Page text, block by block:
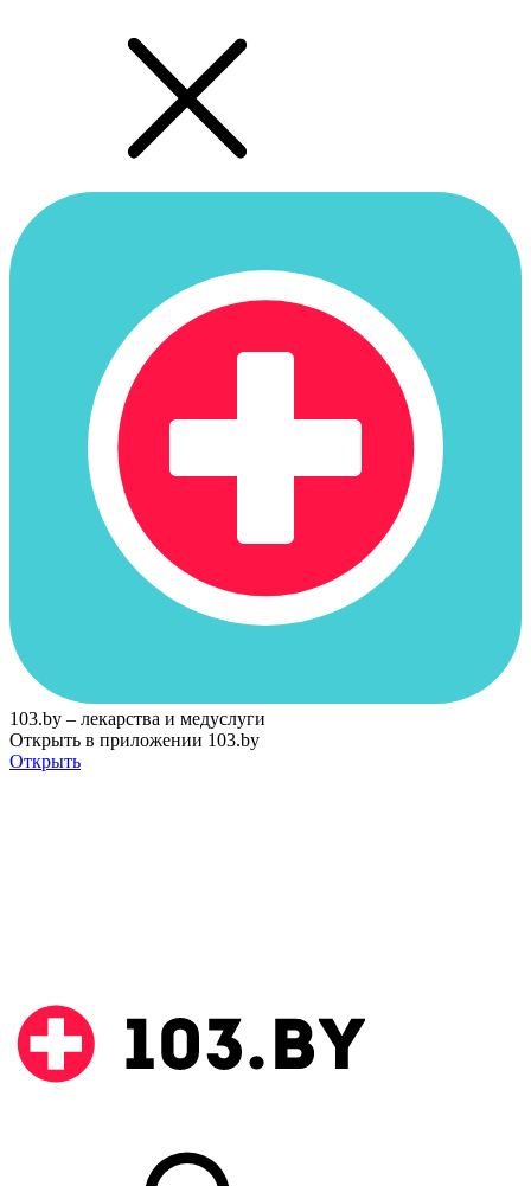
103.by – лекарства и медуслуги
Открыть в приложении 103.by
Открыть